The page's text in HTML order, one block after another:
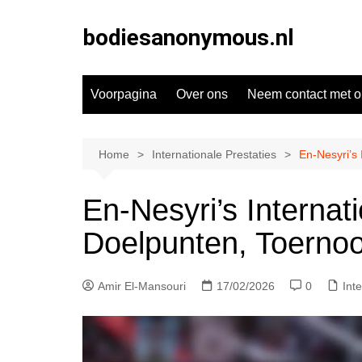
bodiesanonymous.nl
Voorpagina Over ons Neem contact met
Home Internationale Prestaties En-
En-Nesyri’s
Doelpunten,
Amir El-Mansouri 17/02/2026 0